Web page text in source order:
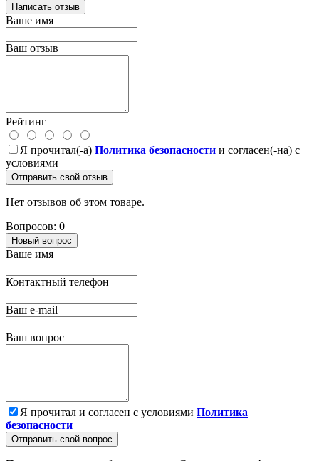
Написать отзыв
Ваше имя
Ваш отзыв
Рейтинг
Я прочитал(-а) Политика безопасности и согласен(-на) с
условиями
Отправить свой отзыв
Нет отзывов об этом товаре.
Вопросов: 0
Новый вопрос
Ваше имя
Контактный телефон
Ваш e-mail
Ваш вопрос
Я прочитал и согласен с условиями Политика
безопасности
Отправить свой вопрос